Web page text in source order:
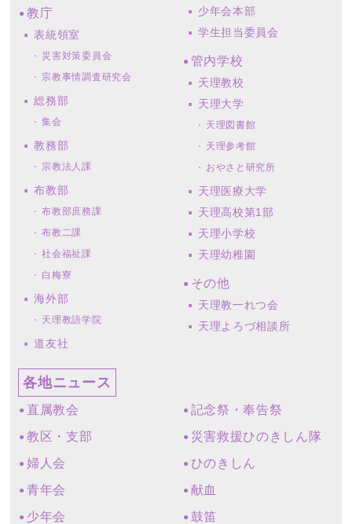
教庁
表統領室
災害対策委員会
宗教事情調査研究会
総務部
集会
教務部
宗教法人課
布教部
布教部庶務課
布教二課
社会福祉課
白梅寮
海外部
天理教語学院
道友社
少年会本部
学生担当委員会
管内学校
天理教校
天理大学
天理図書館
天理参考館
おやさと研究所
天理医療大学
天理高校第1部
天理小学校
天理幼稚園
その他
天理教一れつ会
天理よろづ相談所
各地ニュース
直属教会
教区・支部
婦人会
青年会
少年会
記念祭・奉告祭
災害救援ひのきしん隊
ひのきしん
献血
鼓笛